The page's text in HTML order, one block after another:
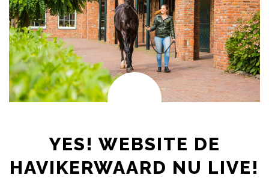
YES! WEBSITE DE
HAVIKERWAARD NU LIVE!